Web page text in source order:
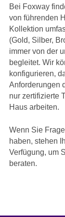
Bei Foxway
von führenden
Kollektion
(Gold, Silber,
immer von der
begleitet. Wir
konfigurieren,
Anforderungen
nur zertifizierte
Haus arbeiten.
Wenn Sie
haben, stehen
Verfügung, um
beraten.